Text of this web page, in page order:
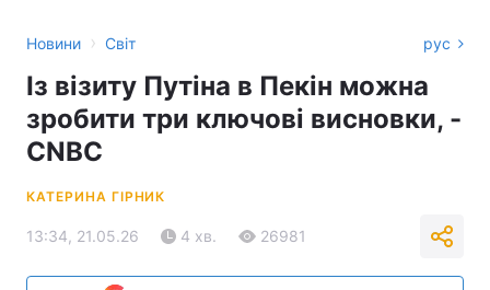
Новини › Світ рус
Із візиту Путіна в Пекін можна
зробити три ключові висновки, -
CNBC
КАТЕРИНА ГІРНИК
13:34, 21.05.26 4 хв. 26981